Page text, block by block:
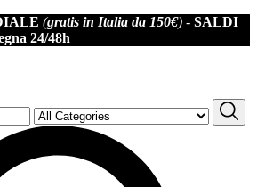
(gratis in Italia da 150€) - SALDI
24/48h
per non perderti offerte e novità
10% di sconto